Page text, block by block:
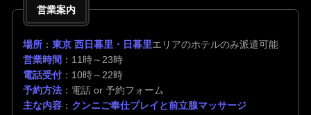
営業案内
場所 ： 東京 西日暮里・日暮里エリアのホテルのみ派遣可能
営業時間 ：11時～23時
電話受付：10時～22時
予約方法 ：電話 or 予約フォーム
主な内容 ： クンニご奉仕プレイと前立腺マッサージ